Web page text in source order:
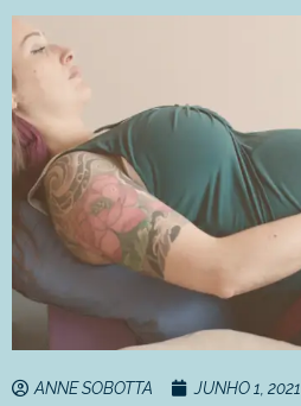
ANNE SOBOTTA JUNHO 1, 2021